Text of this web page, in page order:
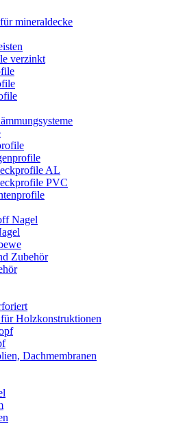
mineraldecke
verzinkt
AL
PVC
Nagel
Zubehör
Holzkonstruktionen
Dachmembranen